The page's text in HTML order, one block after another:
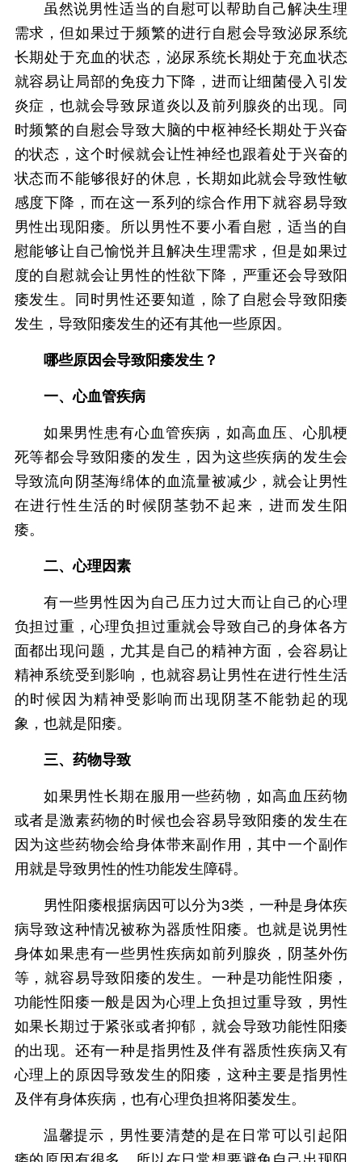
虽然说男性适当的自慰可以帮助自己解决生理
需求，但如果过于频繁的进行自慰会导致泌尿系统
长期处于充血的状态，泌尿系统长期处于充血状态
就容易让局部的免疫力下降，进而让细菌侵入引发
炎症，也就会导致尿道炎以及前列腺炎的出现。同
时频繁的自慰会导致大脑的中枢神经长期处于兴奋
的状态，这个时候就会让性神经也跟着处于兴奋的
状态而不能够很好的休息，长期如此就会导致性敏
感度下降，而在这一系列的综合作用下就容易导致
男性出现阳痿。所以男性不要小看自慰，适当的自
慰能够让自己愉悦并且解决生理需求，但是如果过
度的自慰就会让男性的性欲下降，严重还会导致阳
痿发生。同时男性还要知道，除了自慰会导致阳痿
发生，导致阳痿发生的还有其他一些原因。
哪些原因会导致阳痿发生？
一、心血管疾病
如果男性患有心血管疾病，如高血压、心肌梗
死等都会导致阳痿的发生，因为这些疾病的发生会
导致流向阴茎海绵体的血流量被减少，就会让男性
在进行性生活的时候阴茎勃不起来，进而发生阳
痿。
二、心理因素
有一些男性因为自己压力过大而让自己的心理
负担过重，心理负担过重就会导致自己的身体各方
面都出现问题，尤其是自己的精神方面，会容易让
精神系统受到影响，也就容易让男性在进行性生活
的时候因为精神受影响而出现阴茎不能勃起的现
象，也就是阳痿。
三、药物导致
如果男性长期在服用一些药物，如高血压药物
或者是激素药物的时候也会容易导致阳痿的发生在
因为这些药物会给身体带来副作用，其中一个副作
用就是导致男性的性功能发生障碍。
男性阳痿根据病因可以分为3类，一种是身体疾
病导致这种情况被称为器质性阳痿。也就是说男性
身体如果患有一些男性疾病如前列腺炎，阴茎外伤
等，就容易导致阳痿的发生。一种是功能性阳痿，
功能性阳痿一般是因为心理上负担过重导致，男性
如果长期过于紧张或者抑郁，就会导致功能性阳痿
的出现。还有一种是指男性及伴有器质性疾病又有
心理上的原因导致发生的阳痿，这种主要是指男性
及伴有身体疾病，也有心理负担将阳萎发生。
温馨提示，男性要清楚的是在日常可以引起阳